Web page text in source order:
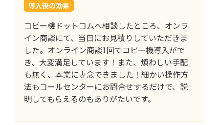
導入後の効果
コピー機ドットコムへ相談したところ、オンラ
イン商談にて、当日にお見積りしていただきま
した。オンライン商談1回でコピー機導入がで
き、大変満足しています！また、煩わしい手配
も無く、本業に専念できました！細かい操作方
法もコールセンターにお問合せするだけで、説
明してもらえるのもありがたいです。